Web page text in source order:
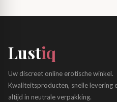
Lustiq
Uw discreet online erotische winkel.
Kwaliteitsproducten, snelle levering
altijd in neutrale verpakking.